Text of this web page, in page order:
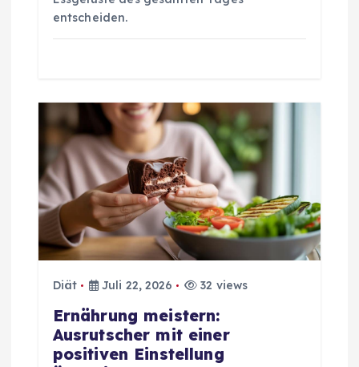
entscheiden.
Diät Juli 22, 2026 32 views
Ernährung meistern:
Ausrutscher mit einer
positiven Einstellung